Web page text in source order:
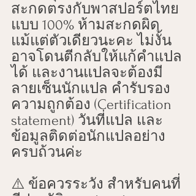
สะกดตรงกับพาสปอร์ตไทย
แบบ 100% ห้ามสะกดผิด
แม้แต่ตัวเดียวนะคะ ไม่งั้น
อาจโดนตีกลับให้แก้คำแปล
ได้ และงานแปลจะต้องมี
ลายเซ็นนักแปล คำรับรอง
ความถูกต้อง (Certification
statement) วันที่แปล และ
ข้อมูลติดต่อนักแปลอย่าง
ครบถ้วนค่ะ
⚠️ ข้อควรระวัง สำหรับคนที่